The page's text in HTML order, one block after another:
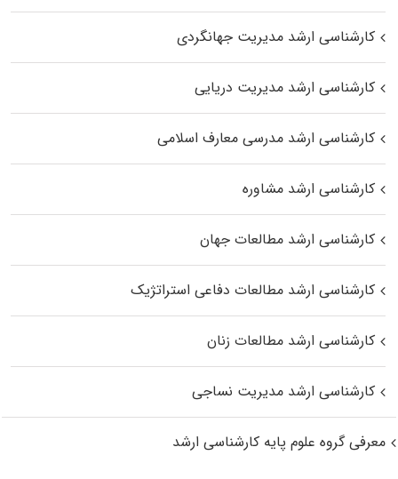
کارشناسی ارشد مدیریت جهانگردی
کارشناسی ارشد مدیریت دریایی
کارشناسی ارشد مدرسی معارف اسلامی
کارشناسی ارشد مشاوره
کارشناسی ارشد مطالعات جهان
کارشناسی ارشد مطالعات دفاعی استراتژیک
کارشناسی ارشد مطالعات زنان
کارشناسی ارشد مدیریت نساجی
معرفی گروه علوم پایه کارشناسی ارشد